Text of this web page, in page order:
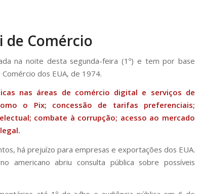
de Comércio
na noite desta segunda-feira (1º) e tem por base
dos EUA, de 1974.
nas áreas de comércio digital e serviços de
o Pix; concessão de tarifas preferenciais;
combate à corrupção; acesso ao mercado
há prejuízo para empresas e exportações dos EUA.
americano abriu consulta pública sobre possíveis